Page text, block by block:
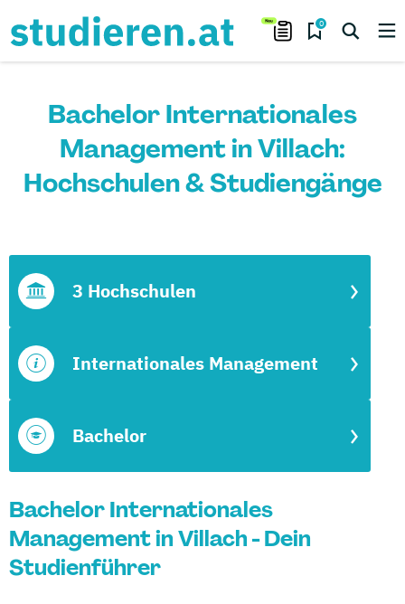
0
Bachelor Internationales
Management in Villach:
Hochschulen & Studiengänge
Bachelor
Internationales Management
3 Hochschulen
Bachelor Internationales
Management in Villach - Dein
Studienführer